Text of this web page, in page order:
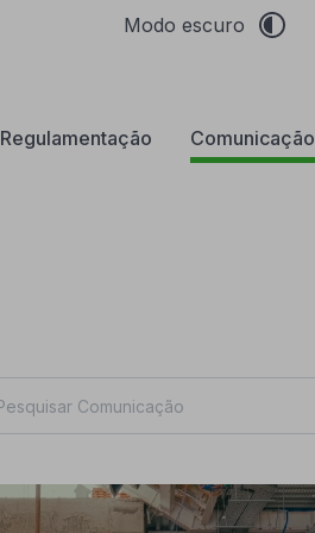
Modo escuro
Regulamentação Comunicação